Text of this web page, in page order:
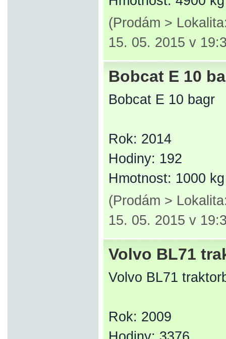
(Prodám >
15. 05. 2015 v
Bobcat E 10
Bobcat E 10 bagr
Rok: 2014
Hodiny: 192
Hmotnost: 1000 kg
(Prodám >
15. 05. 2015 v
Volvo BL71
Volvo BL71
Rok: 2009